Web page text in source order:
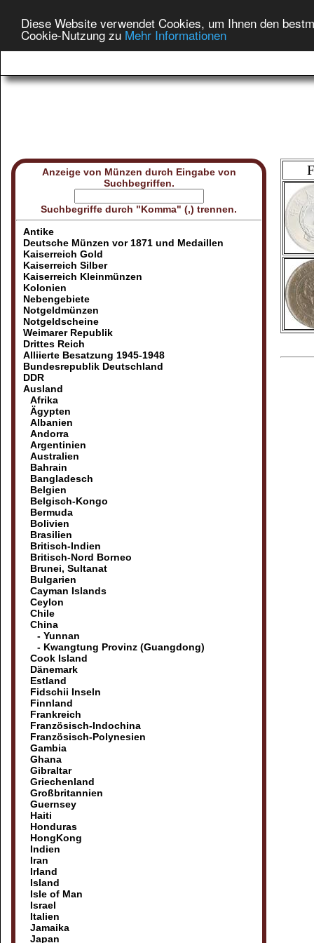
Diese Website verwendet Cookies, um Ihnen den
Cookie-Nutzung zu Mehr Informationen
Anzeige von Münzen durch Eingabe von
Suchbegriffen.
Suchbegriffe durch "Komma" (,) trennen.
Antike
Deutsche Münzen vor 1871 und Medaillen
Kaiserreich Gold
Kaiserreich Silber
Kaiserreich Kleinmünzen
Kolonien
Nebengebiete
Notgeldmünzen
Notgeldscheine
Weimarer Republik
Drittes Reich
Alliierte Besatzung 1945-1948
Bundesrepublik Deutschland
DDR
Ausland
Afrika
Ägypten
Albanien
Andorra
Argentinien
Australien
Bahrain
Bangladesch
Belgien
Belgisch-Kongo
Bermuda
Bolivien
Brasilien
Britisch-Indien
Britisch-Nord Borneo
Brunei, Sultanat
Bulgarien
Cayman Islands
Ceylon
Chile
China
- Yunnan
- Kwangtung Provinz (Guangdong)
Cook Island
Dänemark
Estland
Fidschii Inseln
Finnland
Frankreich
Französisch-Indochina
Französisch-Polynesien
Gambia
Ghana
Gibraltar
Griechenland
Großbritannien
Guernsey
Haiti
Honduras
HongKong
Indien
Iran
Irland
Island
Isle of Man
Israel
Italien
Jamaika
Japan